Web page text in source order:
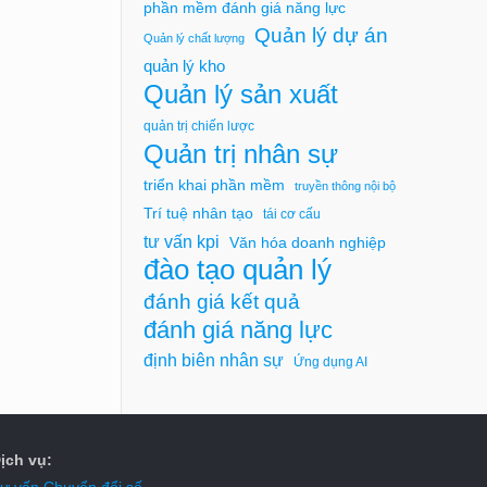
phần mềm đánh giá năng lực
Quản lý chất lượng Quản lý dự án
quản lý kho
Quản lý sản xuất
quản trị chiến lược
Quản trị nhân sự
triển khai phần mềm truyền thông nội bộ
Trí tuệ nhân tạo tái cơ cấu
tư vấn kpi Văn hóa doanh nghiệp
đào tạo quản lý
đánh giá kết quả
đánh giá năng lực
định biên nhân sự Ứng dụng AI
vụ: